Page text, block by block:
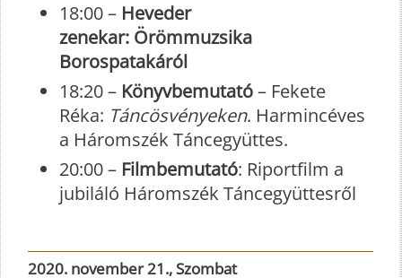
18:00 – Heveder
zenekar: Örömmuzsika
Borospatakáról
18:20 – Könyvbemutató– Fekete
Réka: Táncösvényeken. Harmincéves
a Háromszék Táncegyüttes.
20:00 – Filmbemutató: Riportfilm a
jubiláló Háromszék Táncegyüttesről
2020. november 21., Szombat